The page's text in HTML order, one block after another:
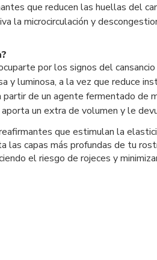
que reducen las huellas del
la microcirculación y
por los signos del
y luminosa, a la vez que reduce
de un agente fermentado de
un extra de volumen y le
que estimulan la
capas más profundas de tu
el riesgo de rojeces y